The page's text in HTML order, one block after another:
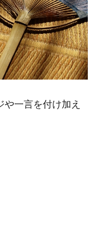
一言を付け加え